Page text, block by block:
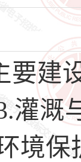
要建
灌溉
境